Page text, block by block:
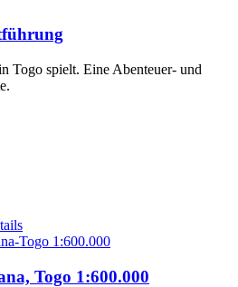
Togo spielt. Eine Abenteuer- und
Togo 1:600.000